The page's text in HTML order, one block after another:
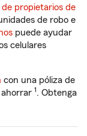
de propietarios de
de robo e
puede ayudar
celulares
con una póliza de
ahorrar 1. Obtenga